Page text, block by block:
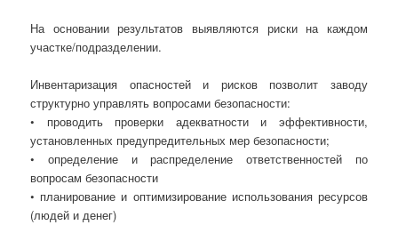
На основании результатов выявляются риски на каждом
участке/подразделении.
Инвентаризация опасностей и рисков позволит заводу
структурно управлять вопросами безопасности:
• проводить проверки адекватности и эффективности,
установленных предупредительных мер безопасности;
• определение и распределение ответственностей по
вопросам безопасности
• планирование и оптимизирование использования ресурсов
(людей и денег)